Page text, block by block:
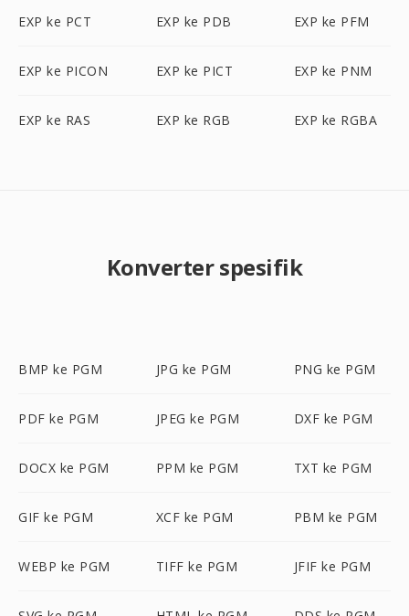
EXP ke PCT EXP ke PDB EXP ke PFM
EXP ke PICON EXP ke PICT EXP ke PNM
EXP ke RAS EXP ke RGB EXP ke RGBA
Konverter spesifik
BMP ke PGM JPG ke PGM PNG ke PGM
PDF ke PGM JPEG ke PGM DXF ke PGM
DOCX ke PGM PPM ke PGM TXT ke PGM
GIF ke PGM XCF ke PGM PBM ke PGM
WEBP ke PGM TIFF ke PGM JFIF ke PGM